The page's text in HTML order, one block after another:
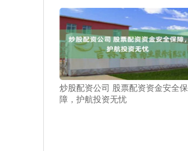
炒股配资公司 股票配资资金安全保
障，护航投资无忧